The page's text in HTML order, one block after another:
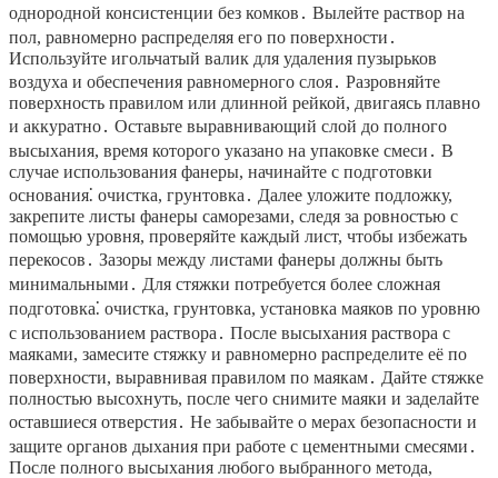
однородной консистенции без комков․ Вылейте раствор на
пол, равномерно распределяя его по поверхности․
Используйте игольчатый валик для удаления пузырьков
воздуха и обеспечения равномерного слоя․ Разровняйте
поверхность правилом или длинной рейкой, двигаясь плавно
и аккуратно․ Оставьте выравнивающий слой до полного
высыхания, время которого указано на упаковке смеси․ В
случае использования фанеры, начинайте с подготовки
основания⁚ очистка, грунтовка․ Далее уложите подложку,
закрепите листы фанеры саморезами, следя за ровностью с
помощью уровня, проверяйте каждый лист, чтобы избежать
перекосов․ Зазоры между листами фанеры должны быть
минимальными․ Для стяжки потребуется более сложная
подготовка⁚ очистка, грунтовка, установка маяков по уровню
с использованием раствора․ После высыхания раствора с
маяками, замесите стяжку и равномерно распределите её по
поверхности, выравнивая правилом по маякам․ Дайте стяжке
полностью высохнуть, после чего снимите маяки и заделайте
оставшиеся отверстия․ Не забывайте о мерах безопасности и
защите органов дыхания при работе с цементными смесями․
После полного высыхания любого выбранного метода,